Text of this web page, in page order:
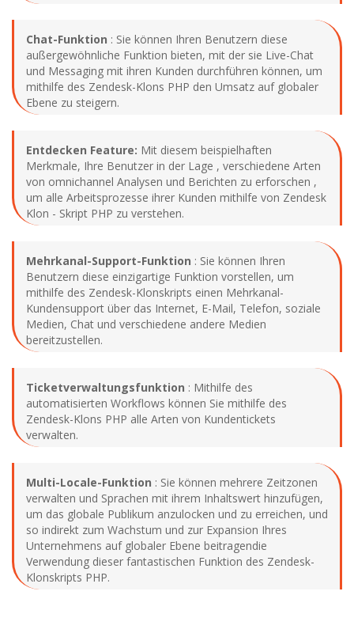
Chat-Funktion : Sie können Ihren Benutzern diese
außergewöhnliche Funktion bieten, mit der sie Live-Chat
und Messaging mit ihren Kunden durchführen können, um
mithilfe des Zendesk-Klons PHP den Umsatz auf globaler
Ebene zu steigern.
Entdecken Feature: Mit diesem beispielhaften
Merkmale, Ihre Benutzer in der Lage , verschiedene Arten
von omnichannel Analysen und Berichten zu erforschen ,
um alle Arbeitsprozesse ihrer Kunden mithilfe von Zendesk
Klon - Skript PHP zu verstehen.
Mehrkanal-Support-Funktion : Sie können Ihren
Benutzern diese einzigartige Funktion vorstellen, um
mithilfe des Zendesk-Klonskripts einen Mehrkanal-
Kundensupport über das Internet, E-Mail, Telefon, soziale
Medien, Chat und verschiedene andere Medien
bereitzustellen.
Ticketverwaltungsfunktion : Mithilfe des
automatisierten Workflows können Sie mithilfe des
Zendesk-Klons PHP alle Arten von Kundentickets
verwalten.
Multi-Locale-Funktion : Sie können mehrere Zeitzonen
verwalten und Sprachen mit ihrem Inhaltswert hinzufügen,
um das globale Publikum anzulocken und zu erreichen, und
so indirekt zum Wachstum und zur Expansion Ihres
Unternehmens auf globaler Ebene beitragendie
Verwendung dieser fantastischen Funktion des Zendesk-
Klonskripts PHP.